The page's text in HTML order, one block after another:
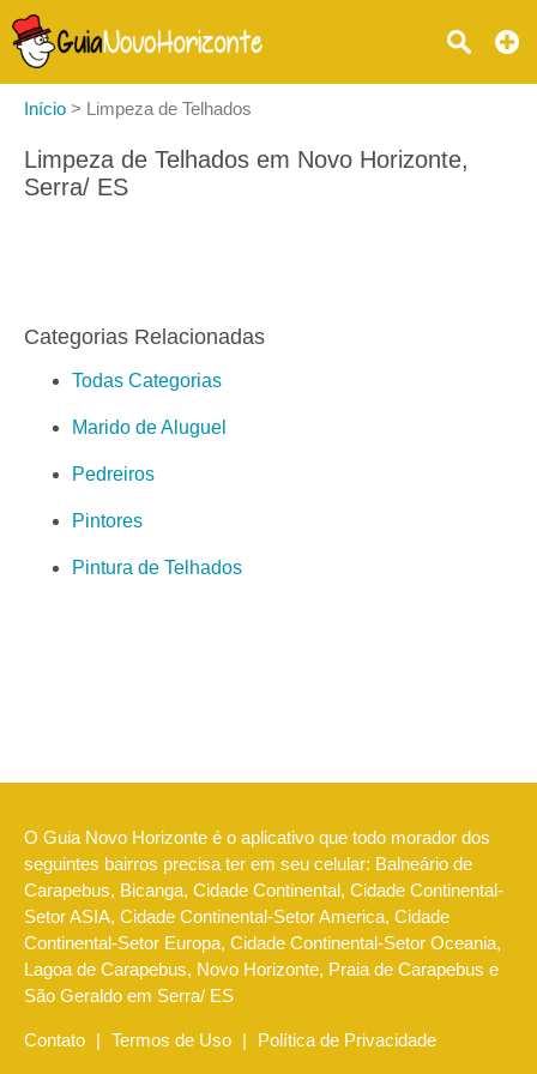
Início > Limpeza de Telhados
Limpeza de Telhados em Novo Horizonte,
Serra/ ES
Categorias Relacionadas
Todas Categorias
Marido de Aluguel
Pedreiros
Pintores
Pintura de Telhados
O Guia Novo Horizonte é o aplicativo que todo morador dos
seguintes bairros precisa ter em seu celular: Balneário de
Carapebus, Bicanga, Cidade Continental, Cidade Continental-
Setor ASIA, Cidade Continental-Setor America, Cidade
Continental-Setor Europa, Cidade Continental-Setor Oceania,
Lagoa de Carapebus, Novo Horizonte, Praia de Carapebus e
São Geraldo em Serra/ ES
Contato | Termos de Uso | Política de Privacidade